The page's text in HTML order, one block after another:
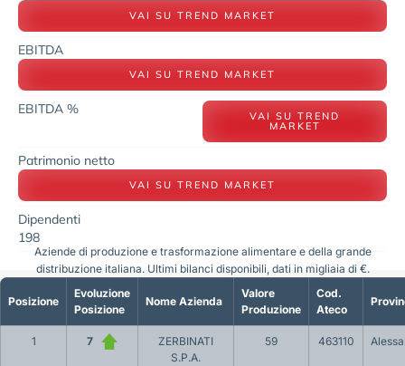
VAI SU TREND MARKET
EBITDA
VAI SU TREND MARKET
EBITDA % VAI SU TREND
MARKET
Patrimonio netto
VAI SU TREND MARKET
Dipendenti
198
Posizione
Evoluzione
Posizione
Nome Azienda
Valore
Produzione
Cod.
Ateco
1 7
ZERBINATI
S.P.A.
59 463110
Aziende di produzione e trasformazione alimentare e della grande
distribuzione italiana. Ultimi bilanci disponibili, dati in migliaia di €.